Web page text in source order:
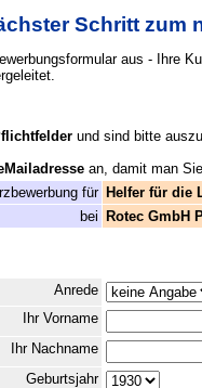
Schritt zum
aus - Ihre
und sind bitte
an, damit man
für Helfer für die
bei
Rotec GmbH
Anrede
Ihr Vorname
Ihr Nachname
Geburtsjahr